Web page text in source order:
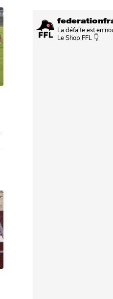
La défaite est en
Le Shop FFL 👇